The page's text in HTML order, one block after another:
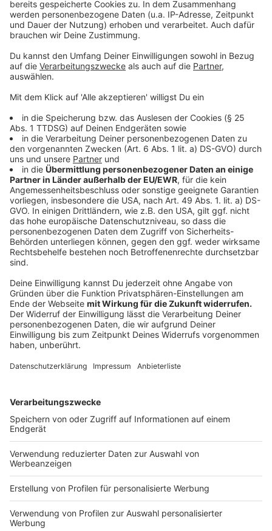
Anzeige
NRW-Ministerpräsident Armin Laschet kündigte an,
dass das nordrhein-westfälische Kabinett am
Länder-Beschlüsse zur Corona-Krise beraten wird.
Anzeige
Bund-Länder-Einigung: Stoffmasken nicht
mehr erlaubt
Anzeige
Neben FFP-2-Masken darf man in Zukunft nur noch
mit OP-Masken einkaufen gehen. Die sogenannten
Alltags-Masken dürfen nicht mehr benutzt werden.
Zulässig sind neben FFP-2- und OP-Masken auch
sogenannte KN95/F95-Masken.
Anzeige
Überbrückungshilfen sollen verbessert
Anzeige
Der Bund sagte zu, seine Überbrückungshilfe 3 zu
verbessern. So sollen unter anderem die
monatlichen Förderhöchstbeträge für Unternehmen
und Soloselbstständige deutlich angehoben werden.
Auch will der Bund die Abschlagszahlungen spürbar